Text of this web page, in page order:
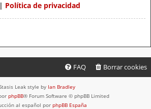
| Política de privacidad
Borrar cookies
FAQ
Leak style by Ian Bradley
phpBB® Forum Software © phpBB Limited
al español por phpBB España